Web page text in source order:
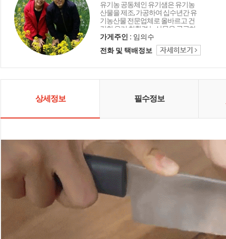
유기농 공동체인 유기샘은 유기농
산물을 제조, 가공하여 십수년간 유
기농산물 전문업체로 올바르고 건
강한 우리 친환경 농산물을 공급하
는 생명 중심의 농업공동체입니다.
유기샘이 드리는 세 가지 약속 1.올
곧은 친환경 명인이 지은 농산물로
주는 제품을 만들겠습니다. 3. 철저
가게주인 : 임의수
전화 및 택배정보
상세정보 필수정보